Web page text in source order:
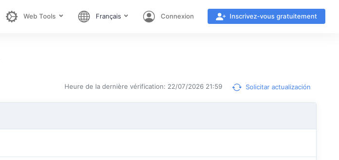
Web Tools Français Connexion Inscrivez-vous gratuitement
Heure de la dernière vérification: 22/07/2026 21:59 Solicitar actualización